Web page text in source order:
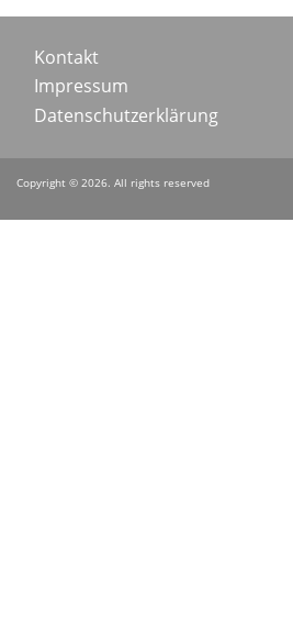
Footer
menu
Kontakt
Impressum
Datenschutzerklärung
Copyright © 2026. All rights reserved